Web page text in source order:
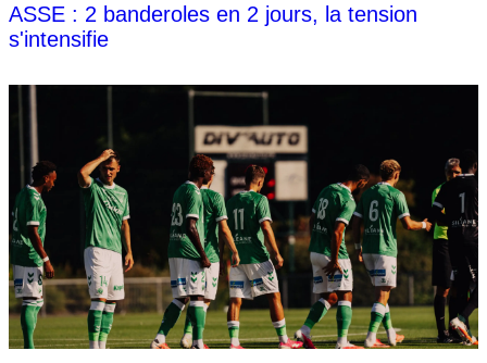
ASSE : 2 banderoles en 2 jours, la tension
s'intensifie